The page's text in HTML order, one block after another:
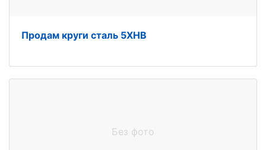
Продам круги сталь 5ХНВ
Без фото